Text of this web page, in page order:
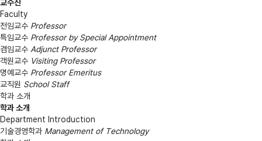
Faculty
전임교수 Professor
특임교수 Professor by Special Appointment
겸임교수 Adjunct Professor
객원교수 Visiting Professor
명예교수 Professor Emeritus
교직원 School Staff
학과 소개
학과 소개
Department Introduction
기술경영학과 Management of Technology